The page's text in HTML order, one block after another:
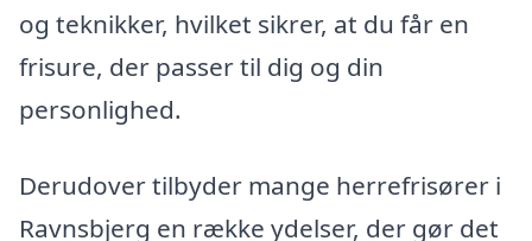
og teknikker, hvilket sikrer, at du får en
frisure, der passer til dig og din
personlighed.
Derudover tilbyder mange herrefrisører i
Ravnsbjerg en række ydelser, der gør det